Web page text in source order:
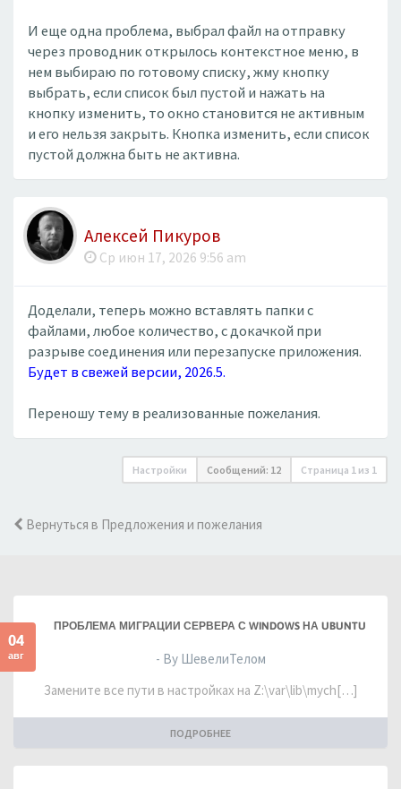
И еще одна проблема, выбрал файл на отправку
через проводник открылось контекстное меню, в
нем выбираю по готовому списку, жму кнопку
выбрать, если список был пустой и нажать на
кнопку изменить, то окно становится не активным
и его нельзя закрыть. Кнопка изменить, если список
пустой должна быть не активна.
Алексей Пикуров
Ср июн 17, 2026 9:56 am
Доделали, теперь можно вставлять папки с
файлами, любое количество, с докачкой при
разрыве соединения или перезапуске приложения.
Будет в свежей версии, 2026.5.
Переношу тему в реализованные пожелания.
Настройки Сообщений: 12 Страница 1 из 1
Вернуться в Предложения и пожелания
04
авг
ПРОБЛЕМА МИГРАЦИИ СЕРВЕРА С WINDOWS НА UBUNTU
- By ШевелиТелом
Замените все пути в настройках на Z:\var\lib\mych[…]
ПОДРОБНЕЕ